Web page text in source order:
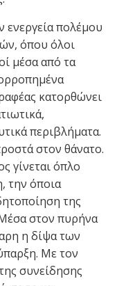
ενεργεία πολέμου
όπου όλοι
μέσα από τα
κατορθώνει
περιβλήματα.
στον θάνατο.
γίνεται όπλο
την όποια
της
στον πυρήνα
η δίψα των
Με τον
συνείδησης